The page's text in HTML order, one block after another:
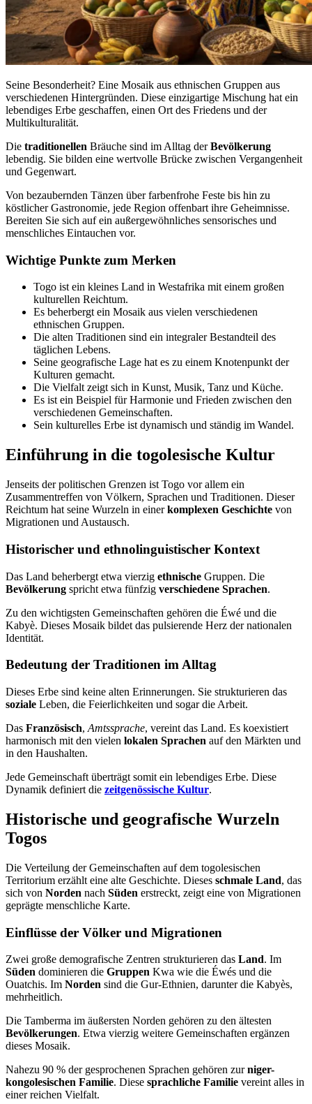
Seine Besonderheit? Eine Mosaik aus ethnischen Gruppen aus
verschiedenen Hintergründen. Diese einzigartige Mischung hat ein
lebendiges Erbe geschaffen, einen Ort des Friedens und der
Multikulturalität.
Die traditionellen Bräuche sind im Alltag derBevölkerung
lebendig. Sie bilden eine wertvolle Brücke zwischen Vergangenheit
und Gegenwart.
Von bezaubernden Tänzen über farbenfrohe Feste bis hin zu
köstlicher Gastronomie, jede Region offenbart ihre Geheimnisse.
Bereiten Sie sich auf ein außergewöhnliches sensorisches und
menschliches Eintauchen vor.
Wichtige Punkte zum Merken
Togo ist ein kleines Land in Westafrika mit einem großen
kulturellen Reichtum.
Es beherbergt ein Mosaik aus vielen verschiedenen
ethnischen Gruppen.
Die alten Traditionen sind ein integraler Bestandteil des
täglichen Lebens.
Seine geografische Lage hat es zu einem Knotenpunkt der
Kulturen gemacht.
Die Vielfalt zeigt sich in Kunst, Musik, Tanz und Küche.
Es ist ein Beispiel für Harmonie und Frieden zwischen den
verschiedenen Gemeinschaften.
Sein kulturelles Erbe ist dynamisch und ständig im Wandel.
Einführung in die togolesische Kultur
Jenseits der politischen Grenzen ist Togo vor allem ein
Zusammentreffen von Völkern, Sprachen und Traditionen. Dieser
Reichtum hat seine Wurzeln in einerkomplexen Geschichte von
Migrationen und Austausch.
Historischer und ethnolinguistischer Kontext
Das Land beherbergt etwa vierzig ethnische Gruppen. Die
Bevölkerung spricht etwa fünfzig verschiedene Sprachen.
Zu den wichtigsten Gemeinschaften gehören die Éwé und die
Kabyè. Dieses Mosaik bildet das pulsierende Herz der nationalen
Identität.
Bedeutung der Traditionen im Alltag
Dieses Erbe sind keine alten Erinnerungen. Sie strukturieren das
soziale Leben, die Feierlichkeiten und sogar die Arbeit.
Das Französisch, Amtssprache, vereint das Land. Es koexistiert
harmonisch mit den vielen lokalen Sprachen auf den Märkten und
in den Haushalten.
Jede Gemeinschaft überträgt somit ein lebendiges Erbe. Diese
Dynamik definiert die zeitgenössische Kultur.
Historische und geografische Wurzeln
Togos
Die Verteilung der Gemeinschaften auf dem togolesischen
Territorium erzählt eine alte Geschichte. Dieses schmale Land, das
sich von Norden nach Süden erstreckt, zeigt eine von Migrationen
geprägte menschliche Karte.
Einflüsse der Völker und Migrationen
Zwei große demografische Zentren strukturieren das Land. Im
Süden dominieren die Gruppen Kwa wie die Éwés und die
Ouatchis. Im Norden sind die Gur-Ethnien, darunter die Kabyès,
mehrheitlich.
Die Tamberma im äußersten Norden gehören zu den ältesten
Bevölkerungen. Etwa vierzig weitere Gemeinschaften ergänzen
dieses Mosaik.
Nahezu 90 % der gesprochenen Sprachen gehören zurniger-
kongolesischen Familie. Diese sprachliche Familie vereint alles in
einer reichen Vielfalt.